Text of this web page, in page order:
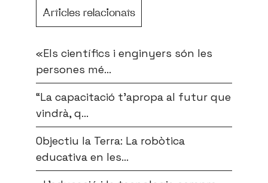
Articles relacionats
«Els científics i enginyers són les
persones mé...
“La capacitació t’apropa al futur que
vindrà, q...
Objectiu la Terra: La robòtica
educativa en les...